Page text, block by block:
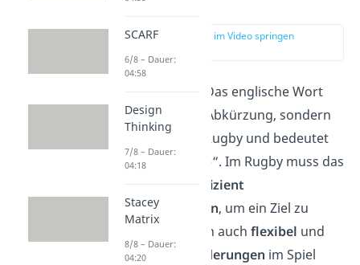
zur Stelle im Video springen
Was ist „scrum“? Das englische Wort
„scrum“ ist keine Abkürzung, sondern
stammt aus dem Rugby und bedeutet
„dichtes Gedränge“. Im Rugby muss das
effizient
zusammenarbeiten, um ein Ziel zu
erreichen, sondern auch flexibel und
schnell auf Veränderungen im Spiel
SCARF
6/8 – Dauer:
04:58
Design
Thinking
7/8 – Dauer:
04:18
Stacey
Matrix
8/8 – Dauer:
04:20